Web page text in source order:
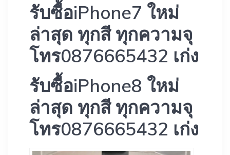
รับซื้อiPhone7 ใหม่
ล่าสุด ทุกสี ทุกความจุ
โทร0876665432 เก่ง
รับซื้อiPhone8 ใหม่
ล่าสุด ทุกสี ทุกความจุ
โทร0876665432 เก่ง